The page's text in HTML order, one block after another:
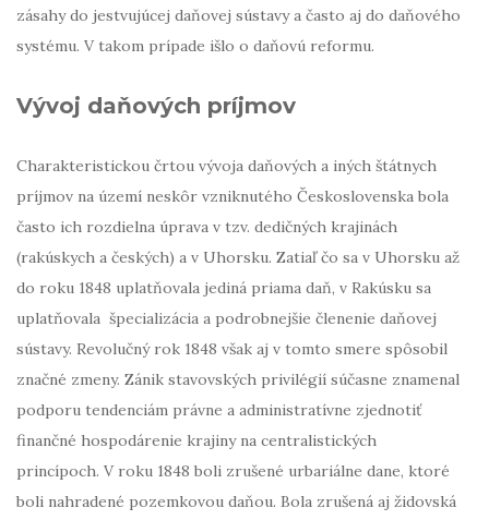
zásahy do jestvujúcej daňovej sústavy a často aj do daňového
systému. V takom prípade išlo o daňovú reformu.
Vývoj daňových príjmov
Charakteristickou črtou vývoja daňových a iných štátnych
príjmov na území neskôr vzniknutého Československa bola
často ich rozdielna úprava v tzv. dedičných krajinách
(rakúskych a českých) a v Uhorsku. Zatiaľ čo sa v Uhorsku až
do roku 1848 uplatňovala jediná priama daň, v Rakúsku sa
uplatňovala špecializácia a podrobnejšie členenie daňovej
sústavy. Revolučný rok 1848 však aj v tomto smere spôsobil
značné zmeny. Zánik stavovských privilégií súčasne znamenal
podporu tendenciám právne a administratívne zjednotiť
finančné hospodárenie krajiny na centralistických
princípoch. V roku 1848 boli zrušené urbariálne dane, ktoré
boli nahradené pozemkovou daňou. Bola zrušená aj židovská